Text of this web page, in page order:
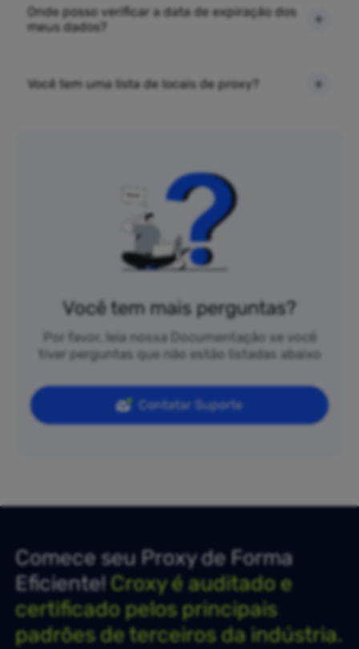
Onde posso verificar a data de expiração dos
meus dados?
Você tem uma lista de locais de proxy?
Você tem mais perguntas?
Por favor, leia nossa Documentação se você
tiver perguntas que não estão listadas abaixo
Contatar Suporte
Comece seu Proxy de Forma
Eficiente!Croxy é auditado e
certificado pelos principais
padrões de terceiros da indústria.